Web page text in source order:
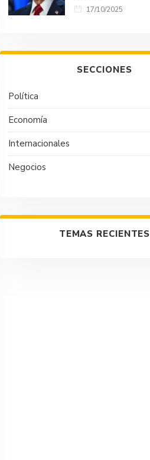
17/10/2025
SECCIONES
Política
Economía
Internacionales
Negocios
TEMAS RECIENTES